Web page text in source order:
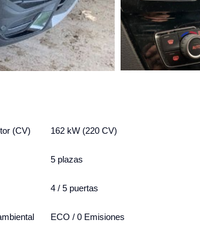
(CV) 162 kW (220 CV)
5 plazas
4 / 5 puertas
ECO / 0 Emisiones